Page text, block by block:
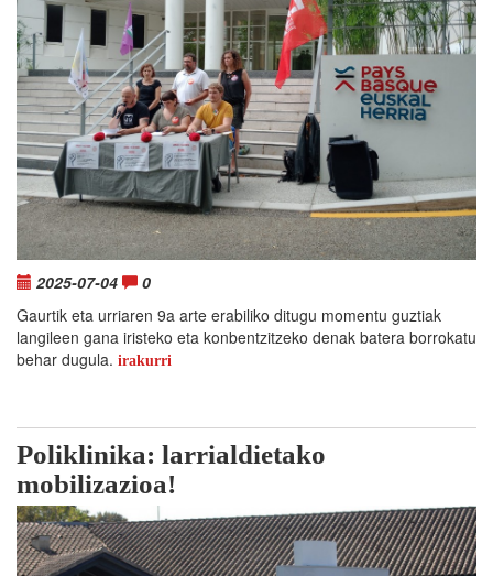
2025-07-04
0
Gaurtik eta urriaren 9a arte erabiliko ditugu momentu guztiak
langileen gana iristeko eta konbentzitzeko denak batera borrokatu
behar dugula. irakurri
Poliklinika: larrialdietako
mobilizazioa!